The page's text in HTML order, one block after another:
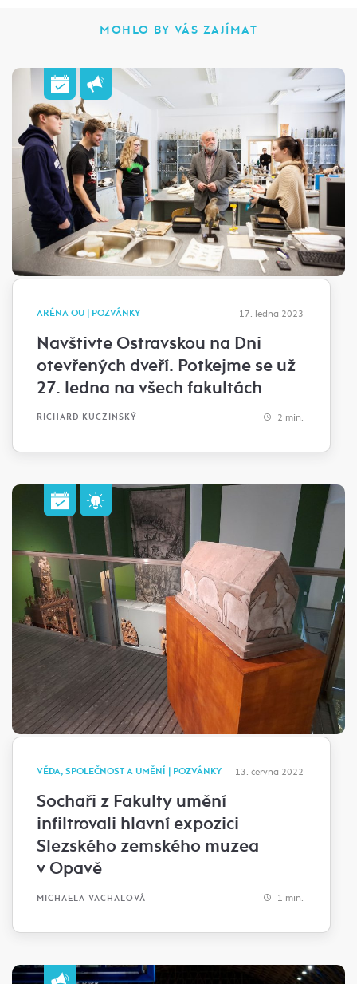
MOHLO BY VÁS ZAJÍMAT
ARÉNA OU | POZVÁNKY 17. ledna 2023
Navštivte Ostravskou na Dni
otevřených dveří. Potkejme se už
27. ledna na všech fakultách
RICHARD KUCZINSKÝ 2 min.
VĚDA, SPOLEČNOST A UMĚNÍ | POZVÁNKY 13. června 2022
Sochaři z Fakulty umění
infiltrovali hlavní expozici
Slezského zemského muzea
v Opavě
MICHAELA VACHALOVÁ 1 min.